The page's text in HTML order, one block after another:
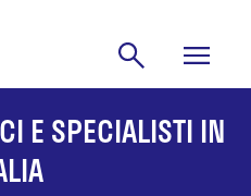
E SPECIALISTI IN